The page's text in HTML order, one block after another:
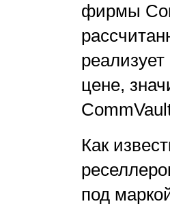
фирмы
цене,
Как
под